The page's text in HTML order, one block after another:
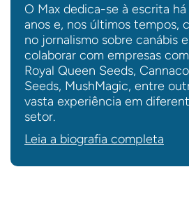
O Max dedica-se à escrita
anos e, nos últimos tempos,
no jornalismo sobre canábis
colaborar com empresas
Royal Queen Seeds,
Seeds, MushMagic, entre
vasta experiência em
setor.
Leia a biografia completa